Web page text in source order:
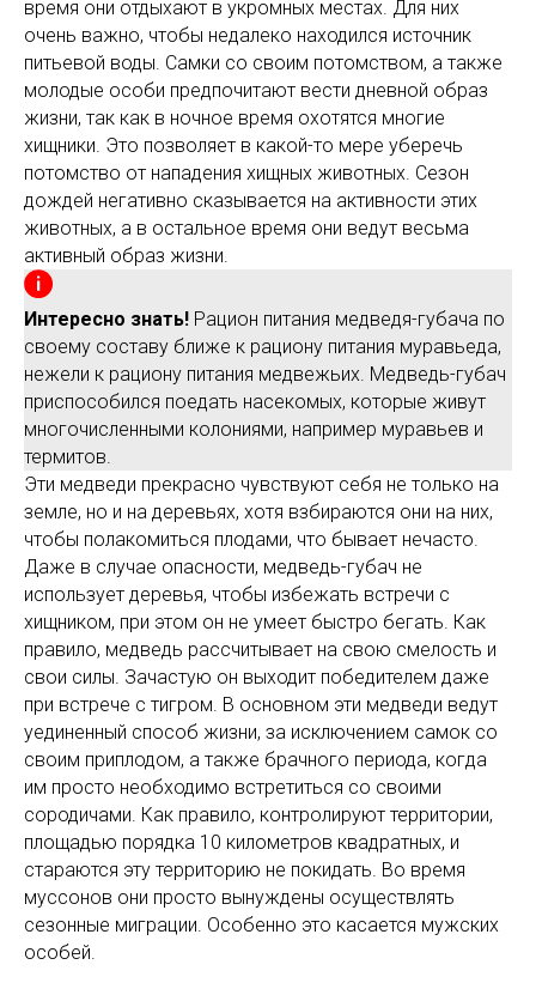
время они отдыхают в укромных местах. Для них
очень важно, чтобы недалеко находился источник
питьевой воды. Самки со своим потомством, а также
молодые особи предпочитают вести дневной образ
жизни, так как в ночное время охотятся многие
хищники. Это позволяет в какой-то мере уберечь
потомство от нападения хищных животных. Сезон
дождей негативно сказывается на активности этих
животных, а в остальное время они ведут весьма
активный образ жизни.
Интересно знать! Рацион питания медведя-губача по
своему составу ближе к рациону питания муравьеда,
нежели к рациону питания медвежьих. Медведь-губач
приспособился поедать насекомых, которые живут
многочисленными колониями, например муравьев и
термитов.
Эти медведи прекрасно чувствуют себя не только на
земле, но и на деревьях, хотя взбираются они на них,
чтобы полакомиться плодами, что бывает нечасто.
Даже в случае опасности, медведь-губач не
использует деревья, чтобы избежать встречи с
хищником, при этом он не умеет быстро бегать. Как
правило, медведь рассчитывает на свою смелость и
свои силы. Зачастую он выходит победителем даже
при встрече с тигром. В основном эти медведи ведут
уединенный способ жизни, за исключением самок со
своим приплодом, а также брачного периода, когда
им просто необходимо встретиться со своими
сородичами. Как правило, контролируют территории,
площадью порядка 10 километров квадратных, и
стараются эту территорию не покидать. Во время
муссонов они просто вынуждены осуществлять
сезонные миграции. Особенно это касается мужских
особей.